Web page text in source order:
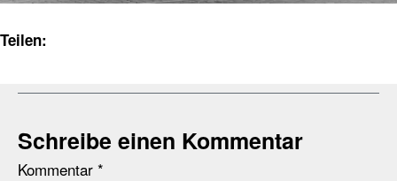
Teilen:
Schreibe einen Kommentar
Kommentar *